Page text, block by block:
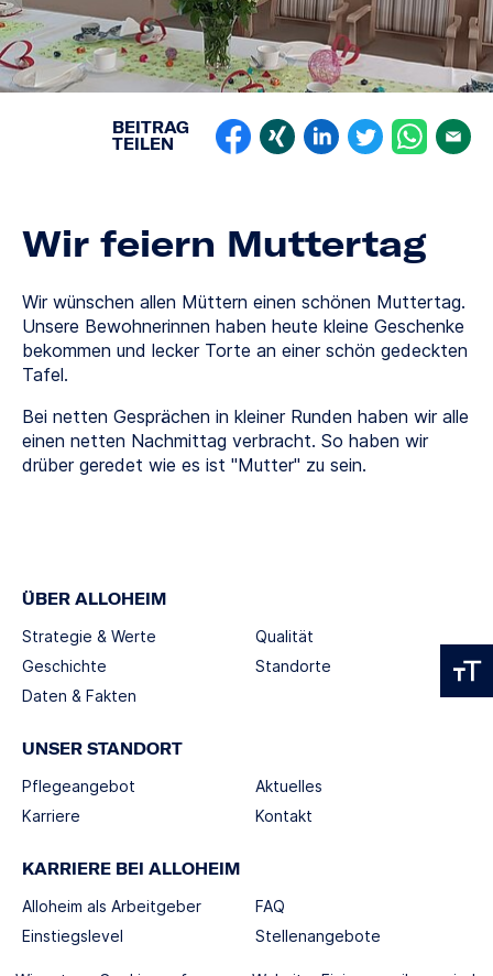
BEITRAG
TEILEN
Wir feiern Muttertag
Wir wünschen allen Müttern einen schönen Muttertag.
Unsere Bewohnerinnen haben heute kleine Geschenke
bekommen und lecker Torte an einer schön gedeckten
Tafel.
Bei netten Gesprächen in kleiner Runden haben wir alle
einen netten Nachmittag verbracht. So haben wir
drüber geredet wie es ist "Mutter" zu sein.
ÜBER ALLOHEIM
Strategie & Werte
Geschichte
Daten & Fakten
Qualität
Standorte
UNSER STANDORT
Pflegeangebot
Karriere
Aktuelles
Kontakt
KARRIERE BEI ALLOHEIM
Alloheim als Arbeitgeber
Einstiegslevel
FAQ
Stellenangebote